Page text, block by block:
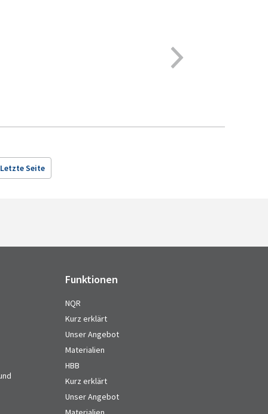
Letzte Seite
Funktionen
NQR
Kurz erklärt
Unser Angebot
Materialien
HBB
Kurz erklärt
Unser Angebot